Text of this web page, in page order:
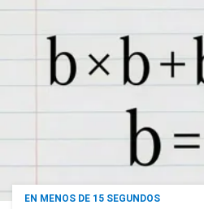
EN MENOS DE 15 SEGUNDOS